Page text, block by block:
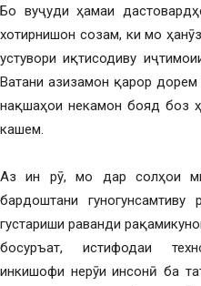
Бо вуҷуди ҳамаи
хотирнишон созам, ки мо
устувори иқтисодиву
Ватани азизамон қарор
нақшаҳои некамон бояд боз
кашем.
Аз ин рӯ, мо дар солҳои
бардоштани гуногунсамтиву
густариши раванди
босуръат, истифодаи
инкишофи нерӯи инсонӣ ба